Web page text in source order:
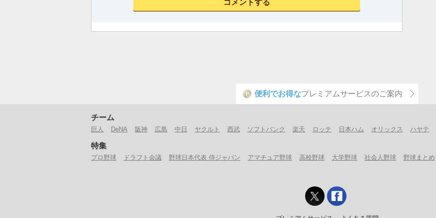
P 便利でお得なプレミアムサービスのご案内
チーム
巨人 DeNA 阪神 広島 中日 ヤクルト 西武 ソフトバンク 楽天 ロッテ 日本ハム オリックス ハヤテ
特集
プロ野球 ドラフト会議 野球日本代表 侍ジャパン アマチュア野球 高校野球 大学野球 社会人野球 野球まとめ